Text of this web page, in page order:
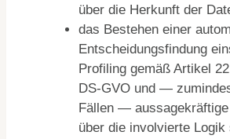
über die Herkunft der
das Bestehen einer
Entscheidungsfindung
Profiling gemäß Artikel
DS-GVO und —
Fällen —
über die involvierte Logik